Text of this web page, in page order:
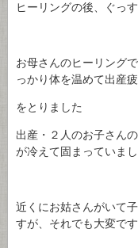
ヒーリングの後、ぐっ
お母さんのヒーリング
っかり体を温めて出産
をとりました
出産・２人のお子さん
が冷えて固まっていま
近くにお姑さんがいて
すが、それでも大変で